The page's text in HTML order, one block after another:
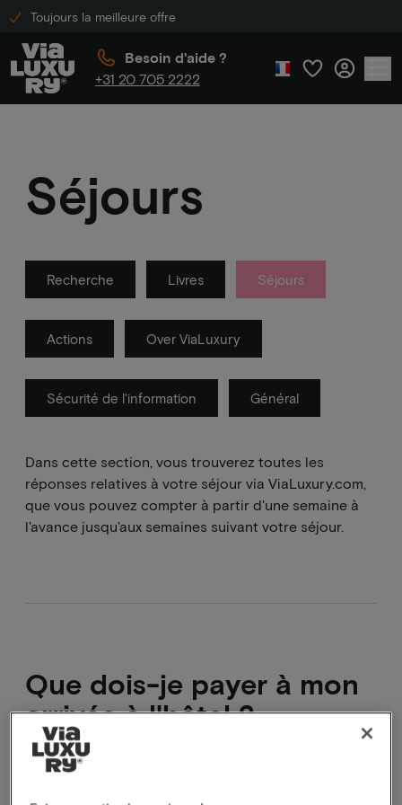
Toujours la meilleure offre
Besoin d'aide ?
+31 20 705 2222
Séjours
Recherche Livres Séjours
Actions Over ViaLuxury
Sécurité de l'information Général
Dans cette section, vous trouverez toutes les
réponses relatives à votre séjour via ViaLuxury.com,
que vous pouvez compter à partir d'une semaine à
l'avance jusqu'aux semaines suivant votre séjour.
Que dois-je payer à mon
arrivée à l'hôtel ?
Vous aurez payé la totalité du montant du voyage